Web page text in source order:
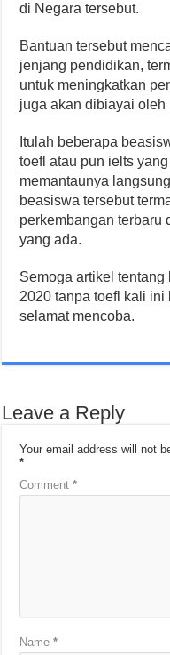
di Negara tersebut.
Bantuan tersebut
jenjang pendidikan,
untuk meningkatkan
juga akan dibiayai oleh
Itulah beberapa
toefl atau pun ielts
memantaunya
beasiswa tersebut
perkembangan terbaru
yang ada.
Semoga artikel tentang
2020 tanpa toefl kali ini
selamat mencoba.
Leave a Reply
Your email address will not
*
Comment*
Name*